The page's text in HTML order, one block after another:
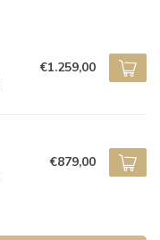
€1.259,00
€879,00